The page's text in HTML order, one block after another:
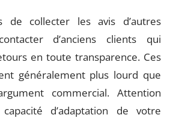
de collecter les avis d’autres
d’anciens clients qui
en toute transparence. Ces
généralement plus lourd que
commercial. Attention
d’adaptation de votre